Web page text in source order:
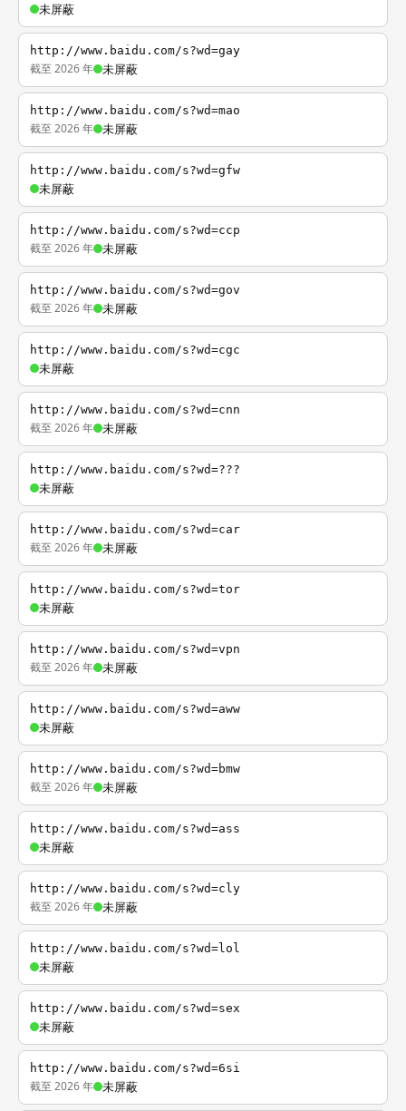
未屏蔽
http://www.baidu.com/s?wd=gay
截至 2026 年 未屏蔽
http://www.baidu.com/s?wd=mao
截至 2026 年 未屏蔽
http://www.baidu.com/s?wd=gfw
未屏蔽
http://www.baidu.com/s?wd=ccp
截至 2026 年 未屏蔽
http://www.baidu.com/s?wd=gov
截至 2026 年 未屏蔽
http://www.baidu.com/s?wd=cgc
未屏蔽
http://www.baidu.com/s?wd=cnn
截至 2026 年 未屏蔽
http://www.baidu.com/s?wd=???
未屏蔽
http://www.baidu.com/s?wd=car
截至 2026 年 未屏蔽
http://www.baidu.com/s?wd=tor
未屏蔽
http://www.baidu.com/s?wd=vpn
截至 2026 年 未屏蔽
http://www.baidu.com/s?wd=aww
未屏蔽
http://www.baidu.com/s?wd=bmw
截至 2026 年 未屏蔽
http://www.baidu.com/s?wd=ass
未屏蔽
http://www.baidu.com/s?wd=cly
截至 2026 年 未屏蔽
http://www.baidu.com/s?wd=lol
未屏蔽
http://www.baidu.com/s?wd=sex
未屏蔽
http://www.baidu.com/s?wd=6si
截至 2026 年 未屏蔽